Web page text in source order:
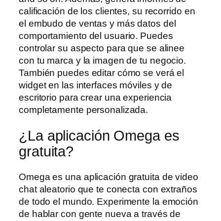
calificación de los clientes, su recorrido en
el embudo de ventas y más datos del
comportamiento del usuario. Puedes
controlar su aspecto para que se alinee
con tu marca y la imagen de tu negocio.
También puedes editar cómo se verá el
widget en las interfaces móviles y de
escritorio para crear una experiencia
completamente personalizada.
¿La aplicación Omega es
gratuita?
Omega es una aplicación gratuita de video
chat aleatorio que te conecta con extraños
de todo el mundo. Experimente la emoción
de hablar con gente nueva a través de